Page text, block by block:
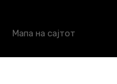
Мапа на сајтот